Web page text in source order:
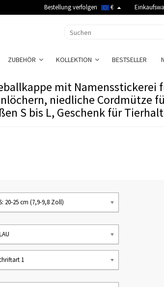
Bestellung verfolgen €
ZUBEHÖR KOLLEKTION BESTSELLER
mit Namensstickerei
niedliche Cordmütze
S bis L, Geschenk für
20-25 cm (7,9-9,8 Zoll)
1